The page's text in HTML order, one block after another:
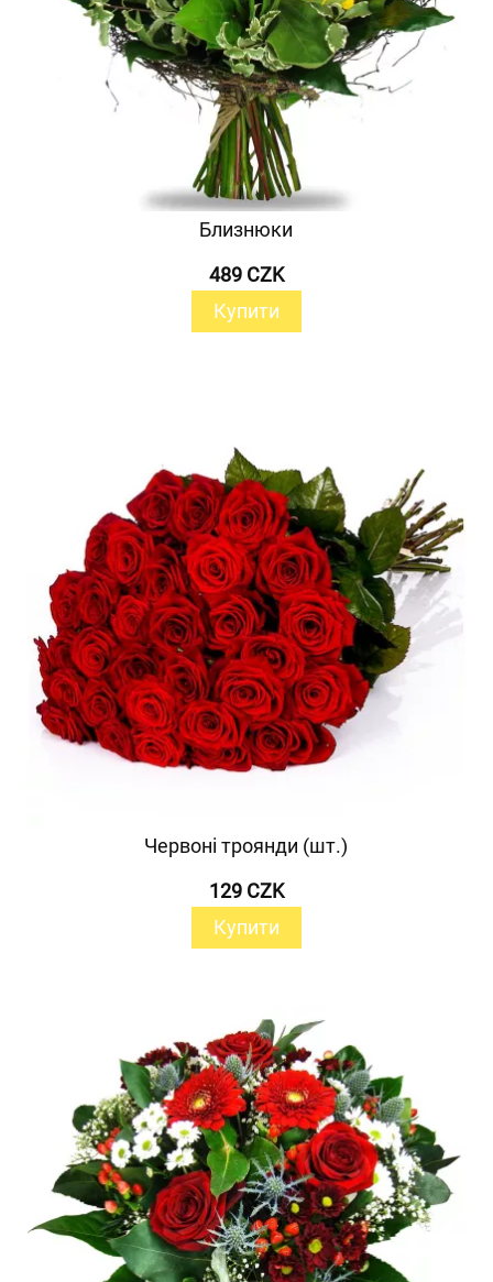
Близнюки
489 CZK
Купити
Червоні троянди (шт.)
129 CZK
Купити